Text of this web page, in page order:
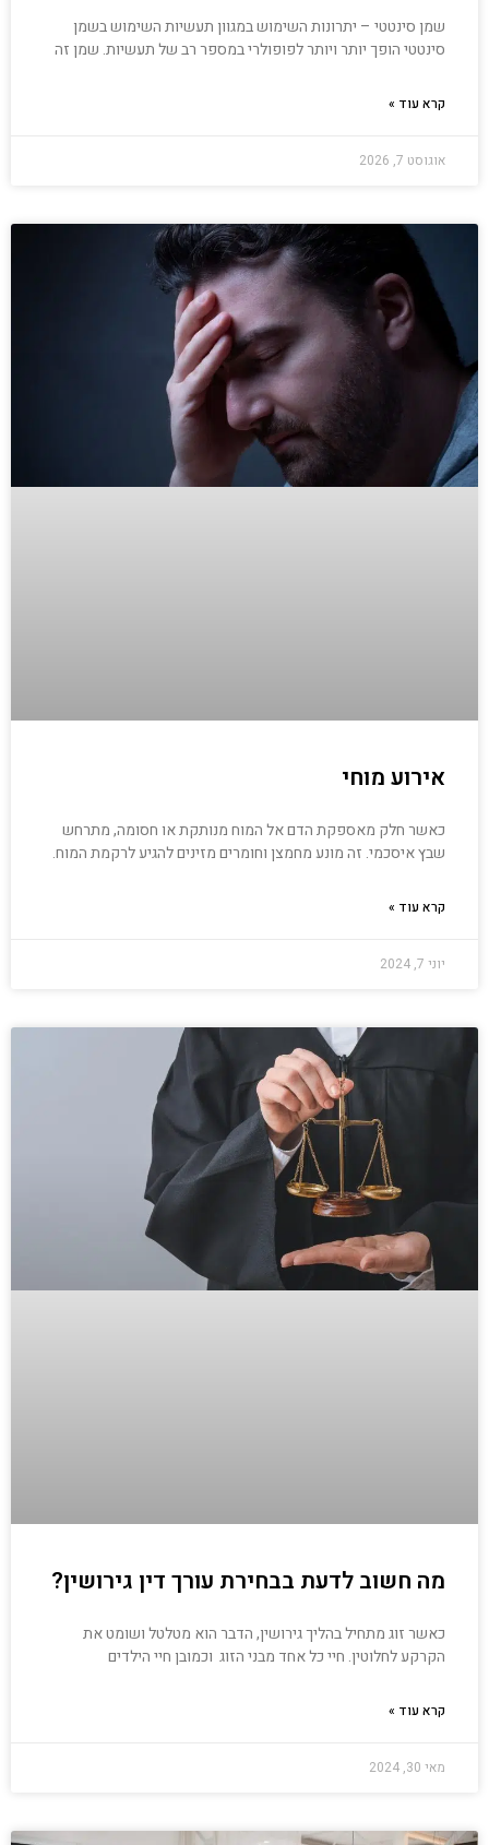
שמן סינטטי – יתרונות השימוש במגוון תעשיות השימוש בשמן
סינטטי הופך יותר ויותר לפופולרי במספר רב של תעשיות. שמן זה
קרא עוד »
אוגוסט 7, 2026
אירוע מוחי
כאשר חלק מאספקת הדם אל המוח מנותקת או חסומה, מתרחש
שבץ איסכמי. זה מונע מחמצן וחומרים מזינים להגיע לרקמת המוח.
קרא עוד »
יוני 7, 2024
מה חשוב לדעת בבחירת עורך דין גירושין?
כאשר זוג מתחיל בהליך גירושין, הדבר הוא מטלטל ושומט את
הקרקע לחלוטין. חיי כל אחד מבני הזוג וכמובן חיי הילדים
קרא עוד »
מאי 30, 2024